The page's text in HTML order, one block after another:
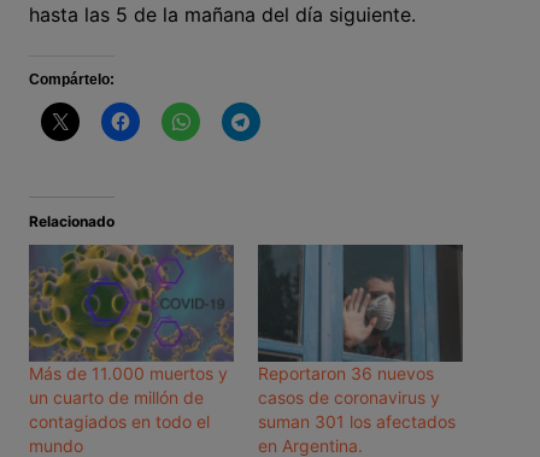
hasta las 5 de la mañana del día siguiente.
Compártelo:
Relacionado
Más de 11.000 muertos y
un cuarto de millón de
contagiados en todo el
mundo
Reportaron 36 nuevos
casos de coronavirus y
suman 301 los afectados
en Argentina.